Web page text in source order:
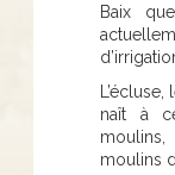
Baix
naît à
moulins,
moulins